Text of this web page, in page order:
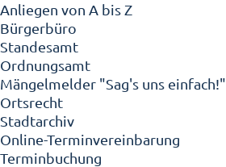
Anliegen von A bis Z
Bürgerbüro
Standesamt
Ordnungsamt
Mängelmelder "Sag's uns einfach!"
Ortsrecht
Stadtarchiv
Online-Terminvereinbarung
Terminbuchung